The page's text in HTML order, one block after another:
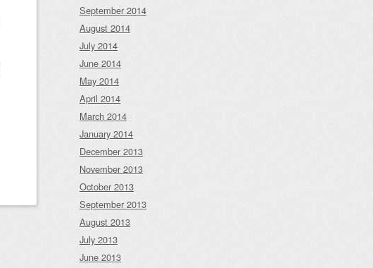
September 2014
August 2014
July 2014
June 2014
May 2014
April 2014
March 2014
January 2014
December 2013
November 2013
October 2013
September 2013
August 2013
July 2013
June 2013